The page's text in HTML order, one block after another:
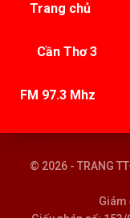
Trang chủ
Cần Thơ 3
FM 97.3 Mhz
© 2026 - TRANG
Giám